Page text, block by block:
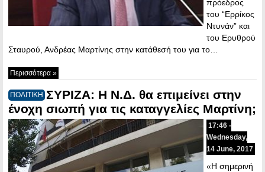
πρόεδρος
του “Ερρίκος
Ντυνάν” και
του Ερυθρού
Σταυρού, Ανδρέας Μαρτίνης στην κατάθεσή του για το…
Περισσότερα »
ΠΟΛΙΤΙΚΗ ΣΥΡΙΖΑ: Η Ν.Δ. θα επιμείνει στην
ένοχη σιωπή για τις καταγγελίες Μαρτίνη;
17:46 -
Wednesday,
14 June, 2017
«Η σημερινή